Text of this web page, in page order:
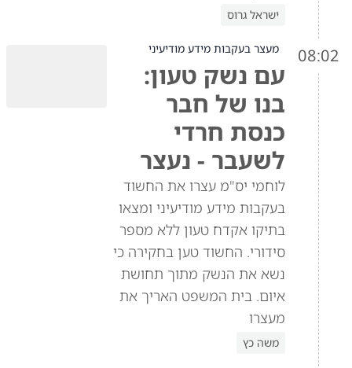
ישראל גרוס
08:02 מעצר בעקבות מידע מודיעיני
עם נשק טעון:
בנו של חבר
כנסת חרדי
לשעבר - נעצר
לוחמי יס"מ עצרו את החשוד
בעקבות מידע מודיעיני ומצאו
בתיקו אקדח טעון ללא מספר
סידורי. החשוד טען בחקירה כי
נשא את הנשק מתוך תחושת
איום. בית המשפט האריך את
מעצרו
משה כץ